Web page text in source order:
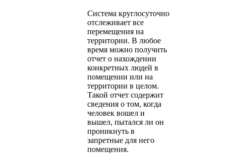
Система круглосуточно
отслеживает все
перемещения на
территории. В любое
время можно получить
отчет о нахождении
конкретных людей в
помещении или на
территории в целом.
Такой отчет содержит
сведения о том, когда
человек вошел и
вышел, пытался ли он
проникнуть в
запретные для него
помещения.